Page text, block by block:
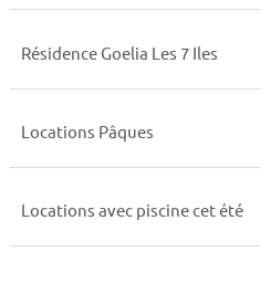
Résidence Goelia Les 7 Iles
Locations Pâques
Locations avec piscine cet été